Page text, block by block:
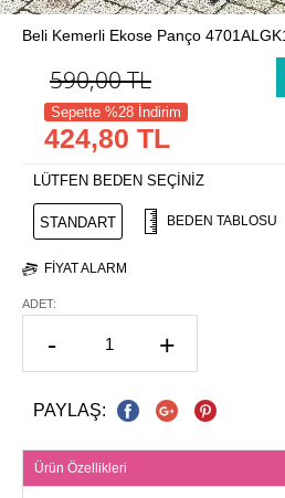
Beli Kemerli Ekose Panço
590,00TL
Sepette %28 İndirim
424,80 TL
LÜTFEN BEDEN SEÇİNİZ
STANDART BEDEN TABLOSU
FIYAT ALARM
ADET:
- +
PAYLAŞ:
Ürün Özellikleri